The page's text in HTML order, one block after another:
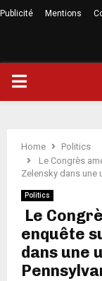
Publicité Mentions
Home
Politics
Le Congrès
Zelensky dans une
Politics
Le
enquête
dans une